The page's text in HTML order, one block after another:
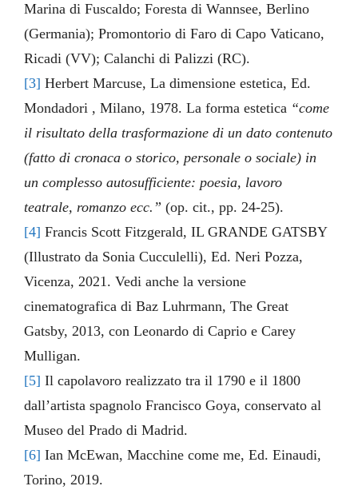
Marina di Fuscaldo; Foresta di Wannsee, Berlino
(Germania); Promontorio di Faro di Capo Vaticano,
Ricadi (VV); Calanchi di Palizzi (RC).
[3] Herbert Marcuse, La dimensione estetica, Ed.
Mondadori , Milano, 1978. La forma estetica “come
il risultato della trasformazione di un dato contenuto
(fatto di cronaca o storico, personale o sociale) in
un complesso autosufficiente: poesia, lavoro
teatrale, romanzo ecc.”(op. cit., pp. 24-25).
[4] Francis Scott Fitzgerald, IL GRANDE GATSBY
(Illustrato da Sonia Cucculelli), Ed. Neri Pozza,
Vicenza, 2021. Vedi anche la versione
cinematografica di Baz Luhrmann, The Great
Gatsby, 2013, con Leonardo di Caprio e Carey
Mulligan.
[5] Il capolavoro realizzato tra il 1790 e il 1800
dall’artista spagnolo Francisco Goya, conservato al
Museo del Prado di Madrid.
[6] Ian McEwan, Macchine come me, Ed. Einaudi,
Torino, 2019.